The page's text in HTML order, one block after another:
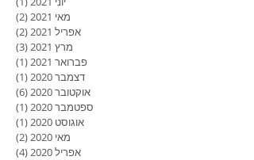
מאי 2021
(2)
אפריל 2021
(2)
מרץ 2021
(3)
פברואר 2021
(1)
דצמבר 2020
(1)
אוקטובר 2020
(6)
ספטמבר 2020
(1)
אוגוסט 2020
(1)
מאי 2020
(2)
אפריל 2020
(4)